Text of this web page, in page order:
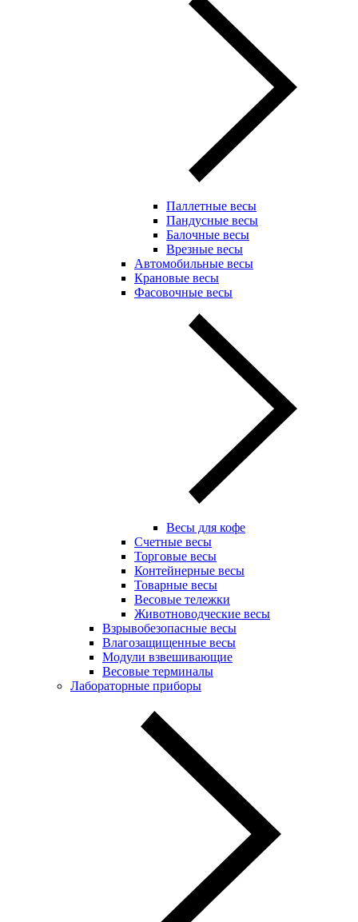
Паллетные весы
Пандусные весы
Балочные весы
Врезные весы
Автомобильные весы
Крановые весы
Фасовочные весы
Весы для кофе
Счетные весы
Торговые весы
Контейнерные весы
Товарные весы
Весовые тележки
Животноводческие весы
Взрывобезопасные весы
Влагозащищенные весы
Модули взвешивающие
Весовые терминалы
Лабораторные приборы